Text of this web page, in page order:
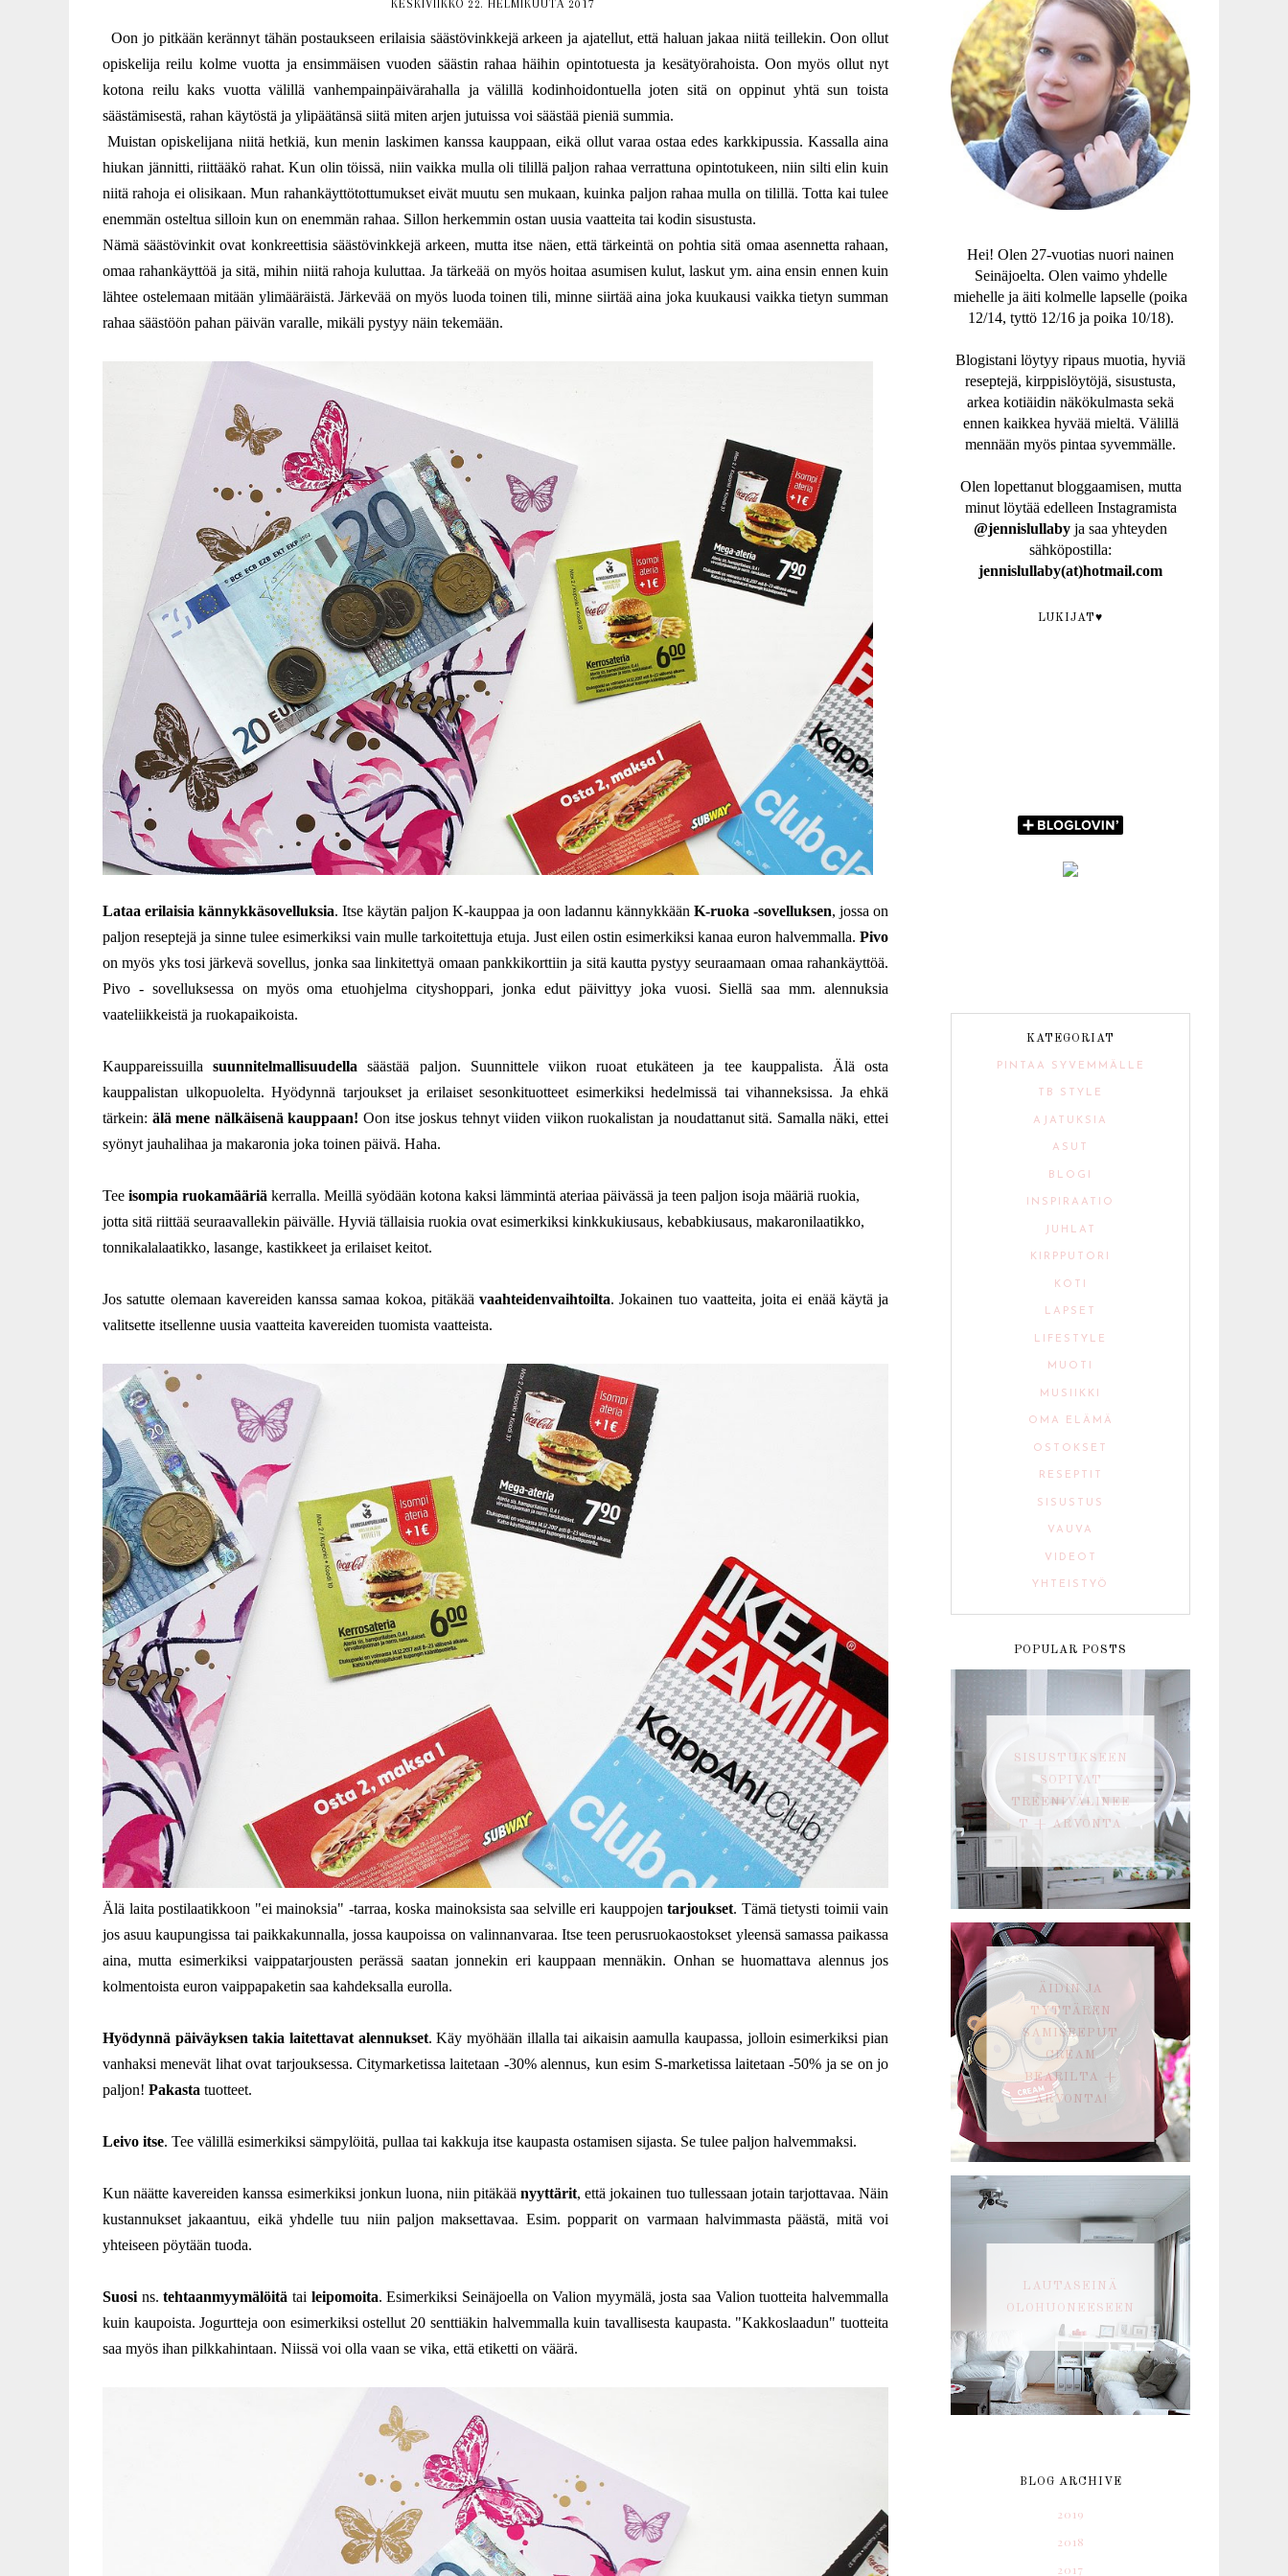
KESKIVIIKKO 22. HELMIKUUTA 2017
Oon jo pitkään kerännyt tähän postaukseen erilaisia säästövinkkejä arkeen ja ajatellut, että haluan jakaa niitä teillekin. Oon ollut
opiskelija reilu kolme vuotta ja ensimmäisen vuoden säästin rahaa häihin opintotuesta ja kesätyörahoista. Oon myös ollut nyt
kotona reilu kaks vuotta välillä vanhempainpäivärahalla ja välillä kodinhoidontuella joten sitä on oppinut yhtä sun toista
säästämisestä, rahan käytöstä ja ylipäätänsä siitä miten arjen jutuissa voi säästää pieniä summia.
Muistan opiskelijana niitä hetkiä, kun menin laskimen kanssa kauppaan, eikä ollut varaa ostaa edes karkkipussia. Kassalla aina
hiukan jännitti, riittääkö rahat. Kun olin töissä, niin vaikka mulla oli tilillä paljon rahaa verrattuna opintotukeen, niin silti elin kuin
niitä rahoja ei olisikaan. Mun rahankäyttötottumukset eivät muutu sen mukaan, kuinka paljon rahaa mulla on tilillä. Totta kai tulee
enemmän osteltua silloin kun on enemmän rahaa. Sillon herkemmin ostan uusia vaatteita tai kodin sisustusta.
Nämä säästövinkit ovat konkreettisia säästövinkkejä arkeen, mutta itse näen, että tärkeintä on pohtia sitä omaa asennetta rahaan,
omaa rahankäyttöä ja sitä, mihin niitä rahoja kuluttaa. Ja tärkeää on myös hoitaa asumisen kulut, laskut ym. aina ensin ennen kuin
lähtee ostelemaan mitään ylimääräistä. Järkevää on myös luoda toinen tili, minne siirtää aina joka kuukausi vaikka tietyn summan
rahaa säästöön pahan päivän varalle, mikäli pystyy näin tekemään.
Lataa erilaisia kännykkäsovelluksia. Itse käytän paljon K-kauppaa ja oon ladannu kännykkään K-ruoka -sovelluksen, jossa on
paljon reseptejä ja sinne tulee esimerkiksi vain mulle tarkoitettuja etuja. Just eilen ostin esimerkiksi kanaa euron halvemmalla. Pivo
on myös yks tosi järkevä sovellus, jonka saa linkitettyä omaan pankkikorttiin ja sitä kautta pystyy seuraamaan omaa rahankäyttöä.
Pivo - sovelluksessa on myös oma etuohjelma cityshoppari, jonka edut päivittyy joka vuosi. Siellä saa mm. alennuksia
vaateliikkeistä ja ruokapaikoista.
Kauppareissuillasuunnitelmallisuudella säästää paljon. Suunnittele viikon ruoat etukäteen ja tee kauppalista. Älä osta
kauppalistan ulkopuolelta. Hyödynnä tarjoukset ja erilaiset sesonkituotteet esimerkiksi hedelmissä tai vihanneksissa. Ja ehkä
tärkein: älä mene nälkäisenä kauppaan! Oon itse joskus tehnyt viiden viikon ruokalistan ja noudattanut sitä. Samalla näki, ettei
syönyt jauhalihaa ja makaronia joka toinen päivä. Haha.
Tee isompia ruokamääriä kerralla. Meillä syödään kotona kaksi lämmintä ateriaa päivässä ja teen paljon isoja määriä ruokia,
jotta sitä riittää seuraavallekin päivälle. Hyviä tällaisia ruokia ovat esimerkiksi kinkkukiusaus, kebabkiusaus, makaronilaatikko,
tonnikalalaatikko, lasange, kastikkeet ja erilaiset keitot.
Jos satutte olemaan kavereiden kanssa samaa kokoa, pitäkää vaahteidenvaihtoilta. Jokainen tuo vaatteita, joita ei enää käytä ja
valitsette itsellenne uusia vaatteita kavereiden tuomista vaatteista.
Älä laita postilaatikkoon "ei mainoksia" -tarraa, koska mainoksista saa selville eri kauppojen tarjoukset. Tämä tietysti toimii vain
jos asuu kaupungissa tai paikkakunnalla, jossa kaupoissa on valinnanvaraa. Itse teen perusruokaostokset yleensä samassa paikassa
aina, mutta esimerkiksi vaippatarjousten perässä saatan jonnekin eri kauppaan mennäkin. Onhan se huomattava alennus jos
kolmentoista euron vaippapaketin saa kahdeksalla eurolla.
Hyödynnä päiväyksen takia laitettavat alennukset. Käy myöhään illalla tai aikaisin aamulla kaupassa, jolloin esimerkiksi pian
vanhaksi menevät lihat ovat tarjouksessa. Citymarketissa laitetaan -30% alennus, kun esim S-marketissa laitetaan -50% ja se on jo
paljon! Pakasta tuotteet.
Leivo itse. Tee välillä esimerkiksi sämpylöitä, pullaa tai kakkuja itse kaupasta ostamisen sijasta. Se tulee paljon halvemmaksi.
Kun näätte kavereiden kanssa esimerkiksi jonkun luona, niin pitäkäänyyttärit, että jokainen tuo tullessaan jotain tarjottavaa. Näin
kustannukset jakaantuu, eikä yhdelle tuu niin paljon maksettavaa. Esim. popparit on varmaan halvimmasta päästä, mitä voi
yhteiseen pöytään tuoda.
Suosi ns.tehtaanmyymälöitä tai leipomoita. Esimerkiksi Seinäjoella on Valion myymälä, josta saa Valion tuotteita halvemmalla
kuin kaupoista. Jogurtteja oon esimerkiksi ostellut 20 senttiäkin halvemmalla kuin tavallisesta kaupasta. "Kakkoslaadun" tuotteita
saa myös ihan pilkkahintaan. Niissä voi olla vaan se vika, että etiketti on väärä.
Hei! Olen 27-vuotias nuori nainen
Seinäjoelta. Olen vaimo yhdelle
miehelle ja äiti kolmelle lapselle (poika
12/14, tyttö 12/16 ja poika 10/18).
Blogistani löytyy ripaus muotia, hyviä
reseptejä, kirppislöytöjä, sisustusta,
arkea kotiäidin näkökulmasta sekä
ennen kaikkea hyvää mieltä. Välillä
mennään myös pintaa syvemmälle.
Olen lopettanut bloggaamisen, mutta
minut löytää edelleen Instagramista
@jennislullaby ja saa yhteyden
sähköpostilla:
jennislullaby(at)hotmail.com
LUKIJAT♥
KATEGORIAT
PINTAA SYVEMMÄLLE
TB STYLE
AJATUKSIA
ASUT
BLOGI
INSPIRAATIO
JUHLAT
KIRPPUTORI
KOTI
LAPSET
LIFESTYLE
MUOTI
MUSIIKKI
OMA ELÄMÄ
OSTOKSET
RESEPTIT
SISUSTUS
VAUVA
VIDEOT
YHTEISTYÖ
POPULAR POSTS
SISUSTUKSEEN
SOPIVAT
TREENIVÄLINEE
T + ARVONTA
ÄIDIN JA
TYTTÄREN
SAMISREPUT
CREAM
BEARILTA +
ARVONTA!
LAUTASEINÄ
OLOHUONEESEEN
BLOG ARCHIVE
2019
2018
2017